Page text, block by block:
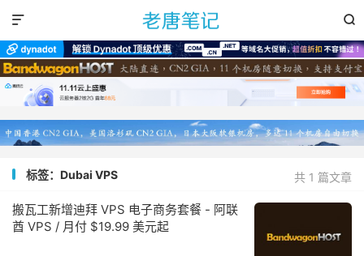


共 1 篇文章
标签：Dubai VPS
搬瓦工新增迪拜 VPS 电子商务套餐 - 阿联
酋 VPS / 月付 $19.99 美元起